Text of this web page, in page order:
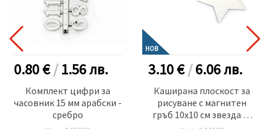
0.80 €/1.56лв.
Комплект цифри за
часовник 15 мм арабски -
сребро
НОВ
3.10 €/6.06лв.
Каширана плоскост за
рисуване с магнитен
гръб 10x10 см звезда -4
броя